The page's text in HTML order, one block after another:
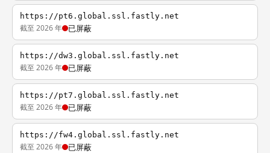
https://pt6.global.ssl.fastly.net
截至 2026 年 已屏蔽
https://dw3.global.ssl.fastly.net
截至 2026 年 已屏蔽
https://pt7.global.ssl.fastly.net
截至 2026 年 已屏蔽
https://fw4.global.ssl.fastly.net
截至 2026 年 已屏蔽